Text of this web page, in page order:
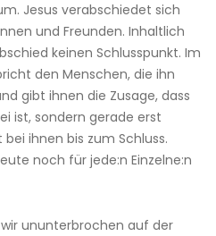
Jesus verabschiedet sich
und Freunden. Inhaltlich
keinen Schlusspunkt. Im
den Menschen, die ihn
gibt ihnen die Zusage, dass
ist, sondern gerade erst
ihnen bis zum Schluss.
noch für jede:n Einzelne:n
ununterbrochen auf der